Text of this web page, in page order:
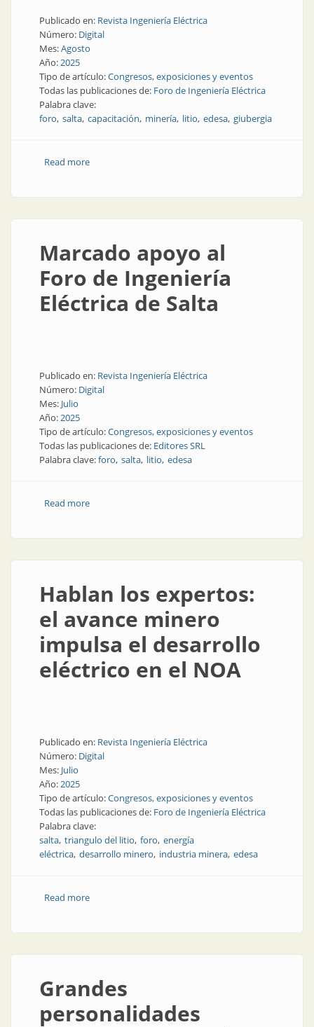
Publicado en: Revista Ingeniería Eléctrica
Número: Digital
Mes:Agosto
Año:2025
Tipo de artículo:Congresos, exposiciones y eventos
Todas las publicaciones de: Foro de Ingeniería Eléctrica
Palabra clave:
foro salta capacitación minería litio edesa giubergia
Read moreabout Energía y minería: Salta y los desafíos de la
Marcado apoyo al
Foro de Ingeniería
Eléctrica de Salta
Publicado en: Revista Ingeniería Eléctrica
Número: Digital
Mes: Julio
Año:2025
Tipo de artículo:Congresos, exposiciones y eventos
Todas las publicaciones de: Editores SRL
Palabra clave:foro salta litio edesa
Read moreabout Marcado apoyo al Foro de Ingeniería Eléctrica
Hablan los expertos:
el avance minero
impulsa el desarrollo
eléctrico en el NOA
Publicado en: Revista Ingeniería Eléctrica
Número: Digital
Mes: Julio
Año:2025
Tipo de artículo:Congresos, exposiciones y eventos
Todas las publicaciones de: Foro de Ingeniería Eléctrica
Palabra clave:
salta triangulo del litio foro energía
eléctrica desarrollo minero industria minera edesa
Read moreabout Hablan los expertos: el avance minero impulsa
Grandes
personalidades